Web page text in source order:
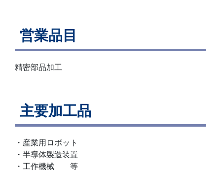
営業品目
精密部品加工
主要加工品
・産業用ロボット
・半導体製造装置
・工作機械 等